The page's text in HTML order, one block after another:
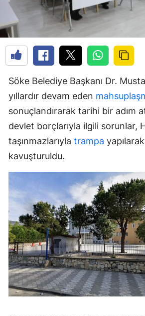
Söke Belediye Başkanı Dr.
yıllardır devam eden
sonuçlandırarak tarihi bir adım
devlet borçlarıyla ilgili sorunlar,
taşınmazlarıyla trampa
kavuşturuldu.